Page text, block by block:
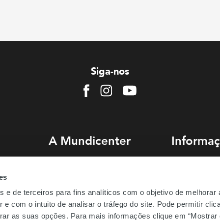
e de terceiros para fins analíticos com o objetivo de melhorar
e com o intuito de analisar o tráfego do site. Pode permitir
as suas opções. Para mais informações clique em “Mostrar
Siga-nos
FacebookInstagramYoutube
A Mundicenter
Emprego
Be.Mundicenter
Perguntas